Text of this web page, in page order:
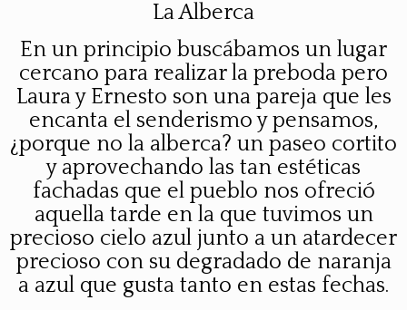
La Alberca
En un principio buscábamos un lugar
cercano para realizar la preboda pero
Laura y Ernesto son una pareja que les
encanta el senderismo y pensamos,
¿porque no la alberca? un paseo cortito
y aprovechando las tan estéticas
fachadas que el pueblo nos ofreció
aquella tarde en la que tuvimos un
precioso cielo azul junto a un atardecer
precioso con su degradado de naranja
a azul que gusta tanto en estas fechas.